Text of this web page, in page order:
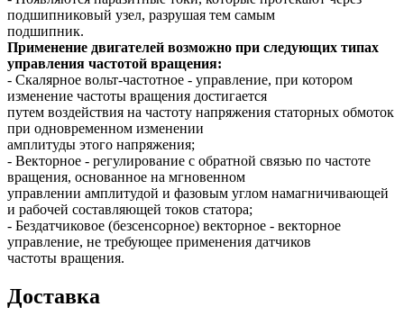
подшипниковый узел, разрушая тем самым
подшипник.
Применение двигателей возможно при следующих типах
управления частотой вращения:
- Скалярное вольт-частотное - управление, при котором
изменение частоты вращения достигается
путем воздействия на частоту напряжения статорных обмоток
при одновременном изменении
амплитуды этого напряжения;
- Векторное - регулирование с обратной связью по частоте
вращения, основанное на мгновенном
управлении амплитудой и фазовым углом намагничивающей
и рабочей составляющей токов статора;
- Бездатчиковое (безсенсорное) векторное - векторное
управление, не требующее применения датчиков
частоты вращения.
Доставка